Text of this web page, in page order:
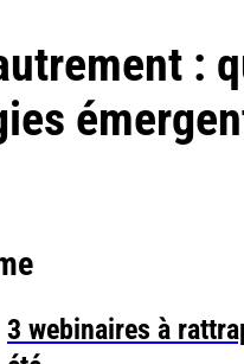
:
3 webinaires à